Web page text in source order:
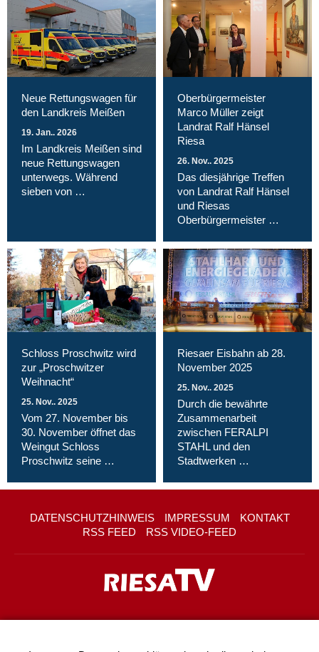
Neue Rettungswagen für
den Landkreis Meißen
19. Jan.. 2026
Im Landkreis Meißen sind
neue Rettungswagen
unterwegs. Während
sieben von …
Oberbürgermeister
Marco Müller zeigt
Landrat Ralf Hänsel
Riesa
26. Nov.. 2025
Das diesjährige Treffen
von Landrat Ralf Hänsel
und Riesas
Oberbürgermeister …
Schloss Proschwitz wird
zur „Proschwitzer
Weihnacht“
25. Nov.. 2025
Vom 27. November bis
30. November öffnet das
Weingut Schloss
Proschwitz seine …
Riesaer Eisbahn ab 28.
November 2025
25. Nov.. 2025
Durch die bewährte
Zusammenarbeit
zwischen FERALPI
STAHL und den
Stadtwerken …
DATENSCHUTZHINWEIS IMPRESSUM
KONTAKT
RSS FEED
RSS VIDEO-FEED